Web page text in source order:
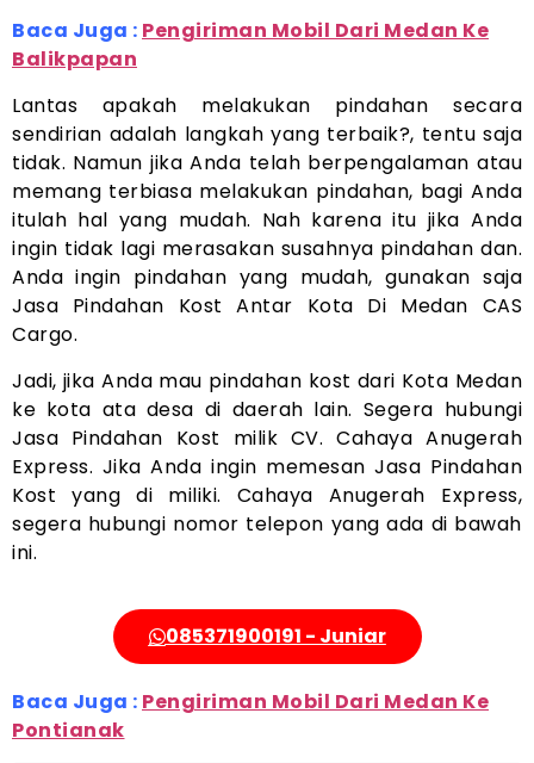
Baca Juga : Pengiriman Mobil Dari Medan Ke
Balikpapan
Lantas apakah melakukan pindahan secara
sendirian adalah langkah yang terbaik?, tentu saja
tidak. Namun jika Anda telah berpengalaman atau
memang terbiasa melakukan pindahan, bagi Anda
itulah hal yang mudah. Nah karena itu jika Anda
ingin tidak lagi merasakan susahnya pindahan dan.
Anda ingin pindahan yang mudah, gunakan saja
Jasa Pindahan Kost Antar Kota Di Medan CAS
Cargo.
Jadi, jika Anda mau pindahan kost dari Kota Medan
ke kota ata desa di daerah lain. Segera hubungi
Jasa Pindahan Kost milik CV. Cahaya Anugerah
Express. Jika Anda ingin memesan Jasa Pindahan
Kost yang di miliki. Cahaya Anugerah Express,
segera hubungi nomor telepon yang ada di bawah
ini.
085371900191 - Juniar
Baca Juga : Pengiriman Mobil Dari Medan Ke
Pontianak